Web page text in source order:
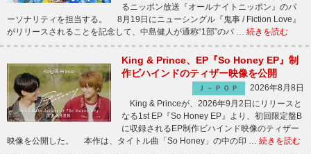
るニッポン放送『オールナイトニッポン』のパ
ーソナリティを担当する。 8月19日にニューシングル『鬼事 / Fiction Love』
がリリースされることを記念して、中島健人が通称“1部”のパ … 続きを読む
King & Prince、EP『So Honey EP』制
作ビハインドのティザー映像を公開
Ｊ－ＰＯＰ
2026年8月8日
King & Princeが、2026年9月2日にリリースと
なる1st EP『So Honey EP』より、初回限定盤B
に収録されるEP制作ビハインド映像のティザー
映像を公開した。 本作は、タイトル曲「So Honey」の中の印 … 続きを読む